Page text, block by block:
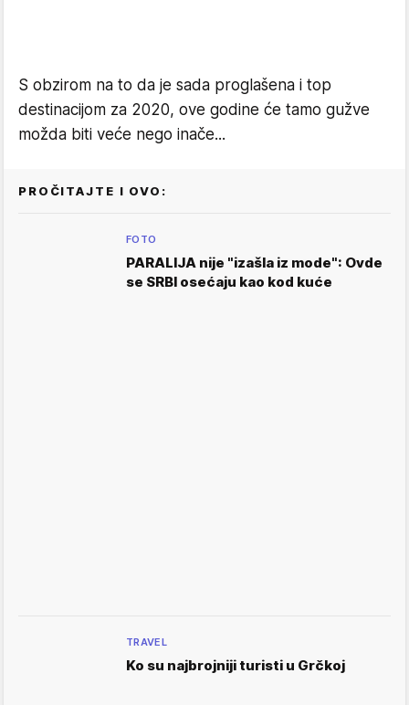
S obzirom na to da je sada proglašena i top
destinacijom za 2020, ove godine će tamo gužve
možda biti veće nego inače...
PROČITAJTE I OVO:
FOTO
PARALIJA nije "izašla iz mode": Ovde
se SRBI osećaju kao kod kuće
TRAVEL
Ko su najbrojniji turisti u Grčkoj